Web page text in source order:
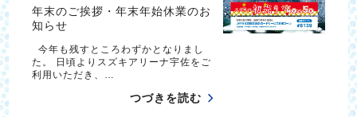
年末のご挨拶・年末年始休業のお
知らせ
今年も残すところわずかとなりまし
た。 日頃よりスズキアリーナ宇佐をご
利用いただき、…
つづきを読む